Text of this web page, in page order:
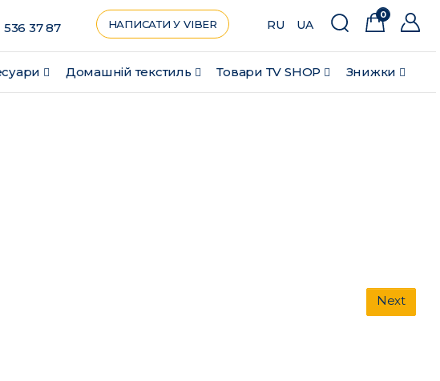
Домашній текстиль Товари ТV SHOP Знижки
536 37 87 НАПИСАТИ У VIBER RU UA
0
Next